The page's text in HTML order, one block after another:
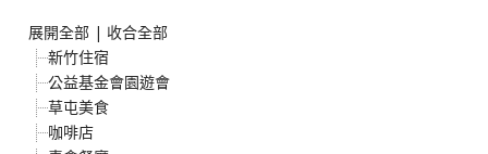
展開全部 | 收合全部
新竹住宿
公益基金會園遊會
草屯美食
咖啡店